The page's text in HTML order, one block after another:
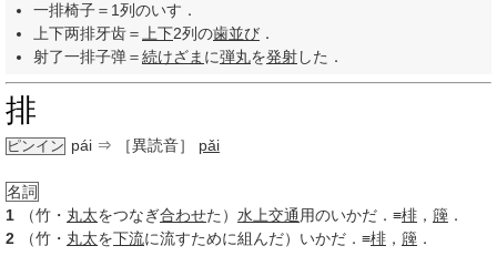
一排椅子＝1列のいす．
上下两排牙齿＝
上下2列の歯並び ．
射了一排子弹＝続けざま に弾丸を発射した．
排
ピンイン pái ⇒ ［異読音］ pǎi
名詞
1
（竹・ 丸太をつなぎ合わせた） 水上交通 用のいかだ．≡棑 ， 簰 ．
2
（竹・ 丸太を下流に流すために組んだ）いかだ．≡棑 ， 簰 ．